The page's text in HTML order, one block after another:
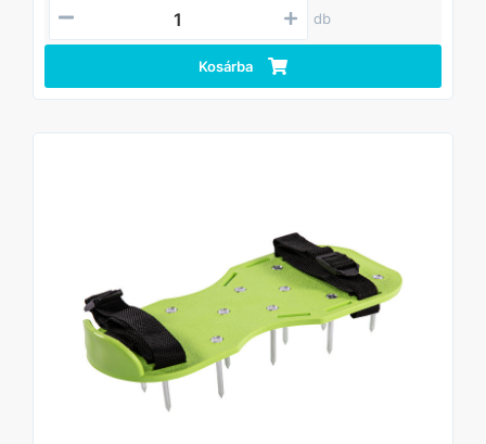
db
Kosárba